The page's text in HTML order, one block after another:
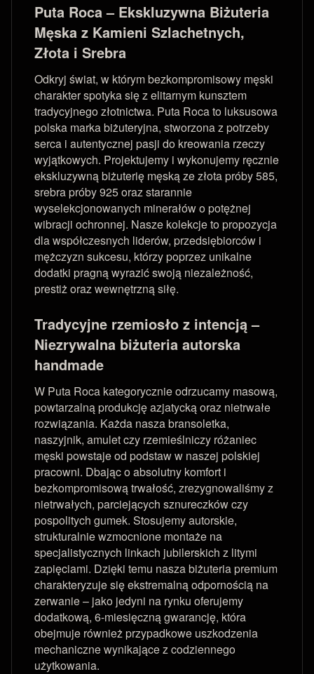
Puta Roca – Ekskluzywna Biżuteria
Męska z Kamieni Szlachetnych,
Złota i Srebra
Odkryj świat, w którym bezkompromisowy męski
charakter spotyka się z elitarnym kunsztem
tradycyjnego złotnictwa. Puta Roca to luksusowa
polska marka biżuteryjna, stworzona z potrzeby
serca i autentycznej pasji do kreowania rzeczy
wyjątkowych. Projektujemy i wykonujemy ręcznie
ekskluzywną biżuterię męską ze złota próby 585,
srebra próby 925 oraz starannie
wyselekcjonowanych minerałów o potężnej
wibracji ochronnej. Nasze kolekcje to propozycja
dla współczesnych liderów, przedsiębiorców i
mężczyzn sukcesu, którzy poprzez unikalne
dodatki pragną wyrazić swoją niezależność,
prestiż oraz wewnętrzną siłę.
Tradycyjne rzemiosło z intencją –
Niezrywalna biżuteria autorska
handmade
W Puta Roca kategorycznie odrzucamy masową,
powtarzalną produkcję azjatycką oraz nietrwałe
rozwiązania. Każda nasza bransoletka,
naszyjnik, amulet czy rzemieślniczy różaniec
męski powstaje od podstaw w naszej polskiej
pracowni. Dbając o absolutny komfort i
bezkompromisową trwałość, zrezygnowaliśmy z
nietrwałych, parciejących sznureczków czy
pospolitych gumek. Stosujemy autorskie,
strukturalnie wzmocnione montaże na
specjalistycznych linkach jubilerskich z litymi
zapięciami. Dzięki temu nasza biżuteria premium
charakteryzuje się ekstremalną odpornością na
zerwanie – jako jedyni na rynku oferujemy
dodatkową, 6-miesięczną gwarancję, która
obejmuje również przypadkowe uszkodzenia
mechaniczne wynikające z codziennego
użytkowania.